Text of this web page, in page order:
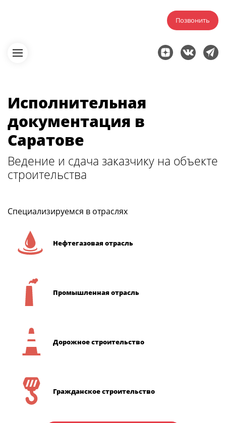
Позвонить
Исполнительная
документация в
Саратове
Ведение и сдача заказчику на объекте
строительства
Специализируемся в отраслях
Нефтегазовая отрасль
Промышленная отрасль
Дорожное строительство
Гражданское строительство